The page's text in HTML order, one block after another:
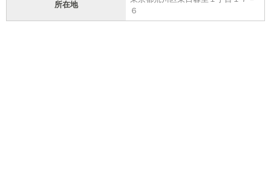
所在地
６